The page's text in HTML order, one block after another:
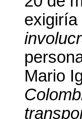
exigiría
Mario